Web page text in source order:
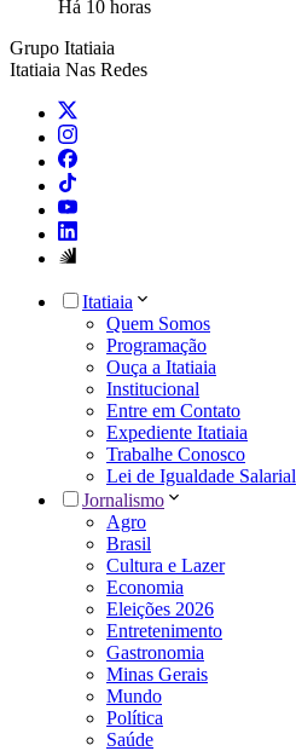
Há 10 horas
Grupo Itatiaia
Itatiaia Nas Redes
Itatiaia
Quem Somos
Programação
Ouça a Itatiaia
Institucional
Entre em Contato
Expediente Itatiaia
Trabalhe Conosco
Lei de Igualdade Salarial
Jornalismo
Agro
Brasil
Cultura e Lazer
Economia
Eleições 2026
Entretenimento
Gastronomia
Minas Gerais
Mundo
Política
Saúde